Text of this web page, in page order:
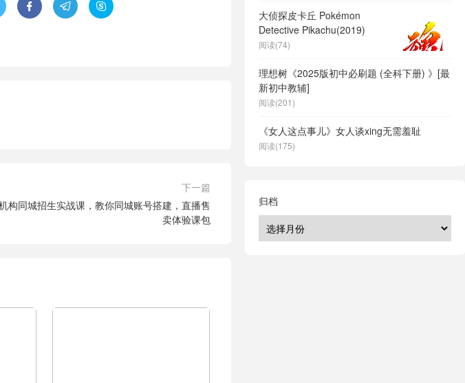
  
下一篇
构同城招生实战课，教你同城账号搭建，直播售
卖体验课包
大侦探皮卡丘 Pokémon
Detective Pikachu(2019)
阅读(74)
理想树《2025版初中必刷题 (全科下册) 》[最
新初中教辅]
阅读(201)
《女人这点事儿》女人谈xing无需羞耻
阅读(175)
归档